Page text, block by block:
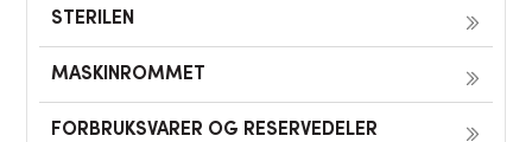
STERILEN
MASKINROMMET
FORBRUKSVARER OG RESERVEDELER